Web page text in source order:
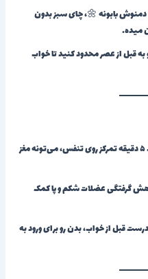
بابونه 🌼، چای سبز بدون
میده.
قبل از عصر محدود کنید تا خواب
قبل از خواب ۵ دقیقه تمرکز روی تنفس، می‌تونه مغز
گرفتگی عضلات شکم و پا کمک
قبل از خواب، بدن رو برای ورود به